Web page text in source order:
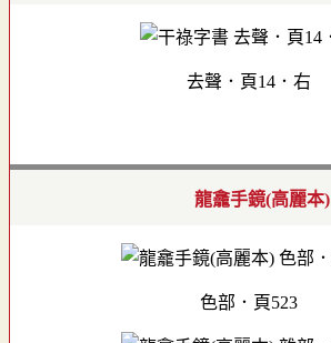
去聲．頁14．右
龍龕手鏡(高麗本)
色部．頁523